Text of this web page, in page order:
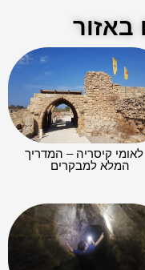
באזור
לאומי קיסריה – המדריך
המלא למבקרים